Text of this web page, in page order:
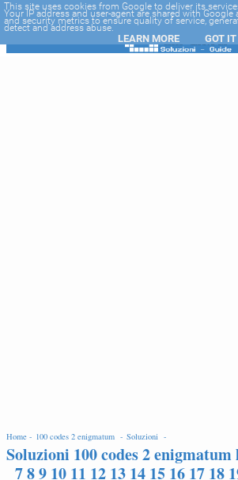
-->
Home - 100 codes 2 enigmatum - Soluzioni -
Soluzioni 100 codes 2 enigmatum
7 8 9 10 11 12 13 14 15 16 17 18
This site uses cookies from Google to deliver its
Your IP address and user-agent are shared with
and security metrics to ensure quality of service,
detect and address abuse.
LEARN MORE GOT IT